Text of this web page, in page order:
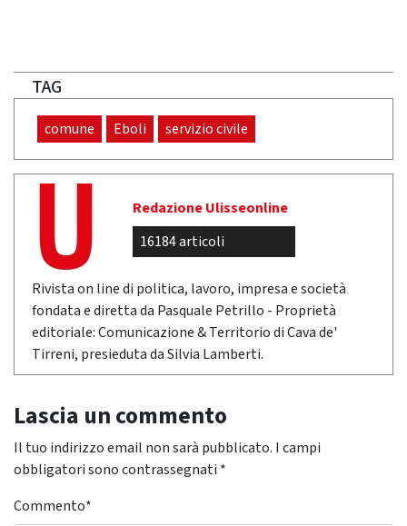
TAG
comune Eboli servizio civile
Redazione Ulisseonline
16184 articoli
Rivista on line di politica, lavoro, impresa e società
fondata e diretta da Pasquale Petrillo - Proprietà
editoriale: Comunicazione & Territorio di Cava de'
Tirreni, presieduta da Silvia Lamberti.
Lascia un commento
Il tuo indirizzo email non sarà pubblicato. I campi
obbligatori sono contrassegnati *
Commento*